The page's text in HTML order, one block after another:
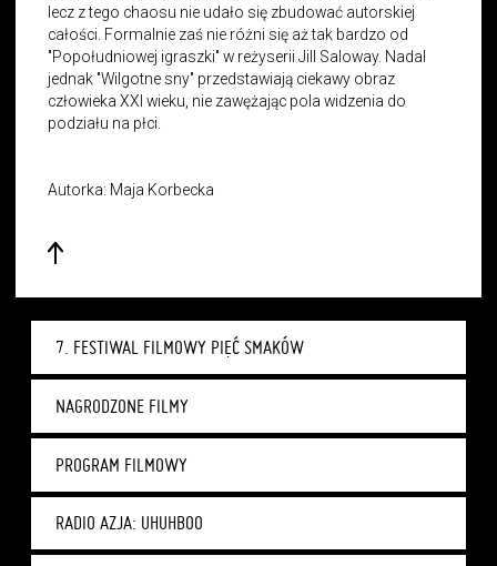
7. FESTIWAL FILMOWY PIĘĆ SMAKÓW
NAGRODZONE FILMY
PROGRAM FILMOWY
RADIO AZJA: UHUHBOO
lecz z tego chaosu nie udało się zbudować autorskiej
całości. Formalnie zaś nie różni się aż tak bardzo od
"Popołudniowej igraszki" w reżyserii Jill Saloway. Nadal
jednak "Wilgotne sny" przedstawiają ciekawy obraz
człowieka XXI wieku, nie zawężając pola widzenia do
podziału na płci.
Autorka: Maja Korbecka